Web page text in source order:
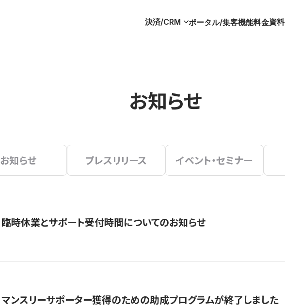
決済/CRM ポータル/集客機能料金資料
お知らせ
お知らせ プレスリリース イベント・セミナー
臨時休業とサポート受付時間についてのお知らせ
マンスリーサポーター獲得のための助成プログラムが終了しました